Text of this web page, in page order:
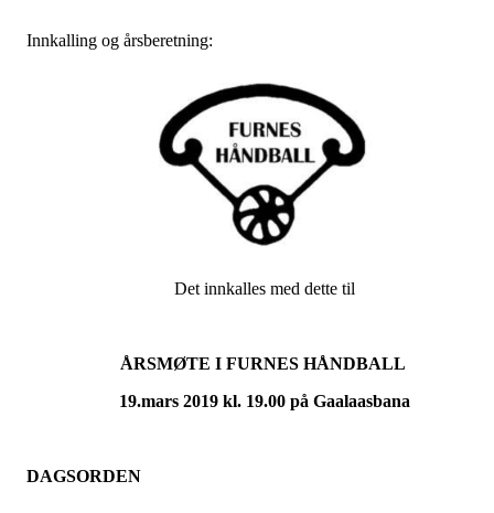
Innkalling og årsberetning:
Det innkalles med dette til
ÅRSMØTE I FURNES HÅNDBALL
19.mars 2019 kl. 19.00 på Gaalaasbana
DAGSORDEN